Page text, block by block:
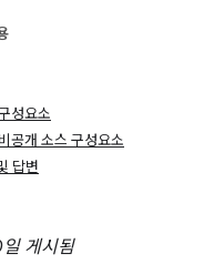
성요소
공개 소스 구성요소
답변
게시됨